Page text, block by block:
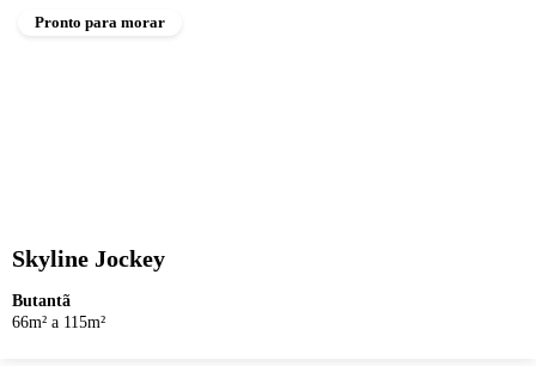
Pronto para morar
Skyline Jockey
Butantã
66m² a 115m²